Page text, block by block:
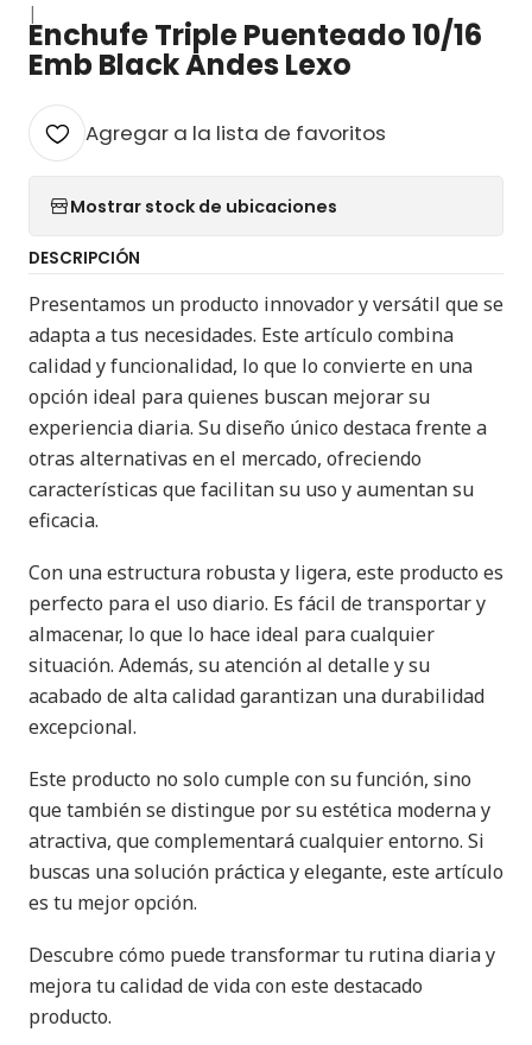
|
Enchufe Triple Puenteado 10/16
Emb Black Andes Lexo
Agregar a la lista de favoritos
Mostrar stock de ubicaciones
DESCRIPCIÓN
Presentamos un producto innovador y versátil que se
adapta a tus necesidades. Este artículo combina
calidad y funcionalidad, lo que lo convierte en una
opción ideal para quienes buscan mejorar su
experiencia diaria. Su diseño único destaca frente a
otras alternativas en el mercado, ofreciendo
características que facilitan su uso y aumentan su
eficacia.
Con una estructura robusta y ligera, este producto es
perfecto para el uso diario. Es fácil de transportar y
almacenar, lo que lo hace ideal para cualquier
situación. Además, su atención al detalle y su
acabado de alta calidad garantizan una durabilidad
excepcional.
Este producto no solo cumple con su función, sino
que también se distingue por su estética moderna y
atractiva, que complementará cualquier entorno. Si
buscas una solución práctica y elegante, este artículo
es tu mejor opción.
Descubre cómo puede transformar tu rutina diaria y
mejora tu calidad de vida con este destacado
producto.